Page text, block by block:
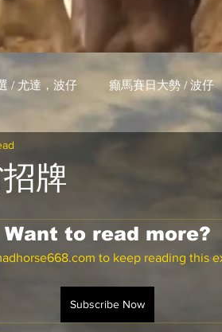
/ 尤達，波仔 癲馬賽日大勢 / 波仔
牌
Want to read more?
to keep reading this
Subscribe Now